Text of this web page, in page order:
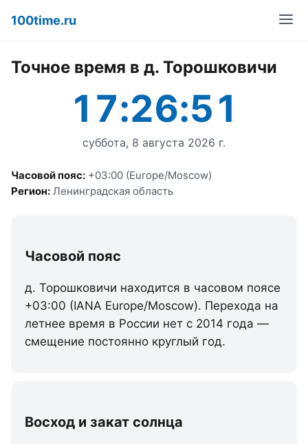
100time.ru
Точное время в д. Торошковичи
17:26:51
суббота, 8 августа 2026 г.
Часовой пояс: +03:00 (Europe/Moscow)
Регион: Ленинградская область
Часовой пояс
д. Торошковичи находится в часовом поясе
+03:00 (IANA Europe/Moscow). Перехода на
летнее время в России нет с 2014 года —
смещение постоянно круглый год.
Восход и закат солнца